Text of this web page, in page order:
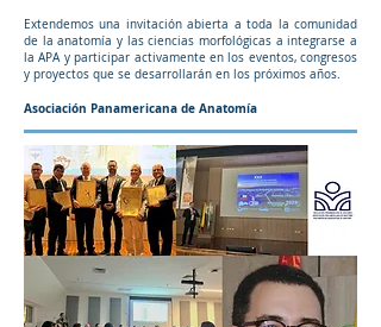
Extendemos una invitación abierta a toda la comunidad
de la anatomía y las ciencias morfológicas a integrarse a
la APA y participar activamente en los eventos, congresos
y proyectos que se desarrollarán en los próximos años.
Asociación Panamericana de Anatomía